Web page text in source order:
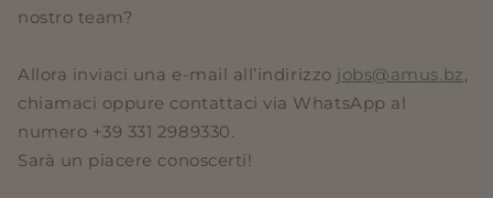
nostro team?
Allora inviaci una e-mail all’indirizzo jobs@amus.bz,
chiamaci oppure contattaci via WhatsApp al
numero +39 331 2989330.
Sarà un piacere conoscerti!